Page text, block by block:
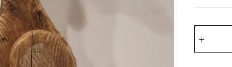
Galgo
Español
aantal